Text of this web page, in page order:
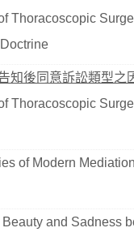
Thoracoscopic
知後同意訴訟類型
Thoracoscopic
of Modern
Beauty and Sadness